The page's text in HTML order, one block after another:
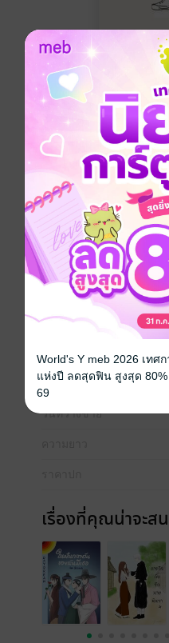
ทดลองอ่าน
อยากได้ ซื้อเป็นของข
เมื่อซุปตาร์ดังอย่าง 'จาง
ประธานค่ายฟางเฉิงก็ไม่
แทนที่ ซึ่งป็นลูกสาวของเ
ประเภทไฟล์
วันที่วางขาย
เรื่องที่คุณน่าจะส
World's Y meb 2026 เท
แห่งปี ลดสุดฟิน สูงสุด
69